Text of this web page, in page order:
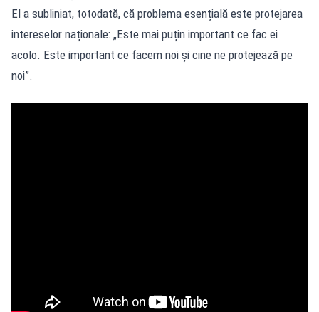
El a subliniat, totodată, că problema esențială este protejarea
intereselor naționale: „Este mai puțin important ce fac ei
acolo. Este important ce facem noi și cine ne protejează pe
noi”.